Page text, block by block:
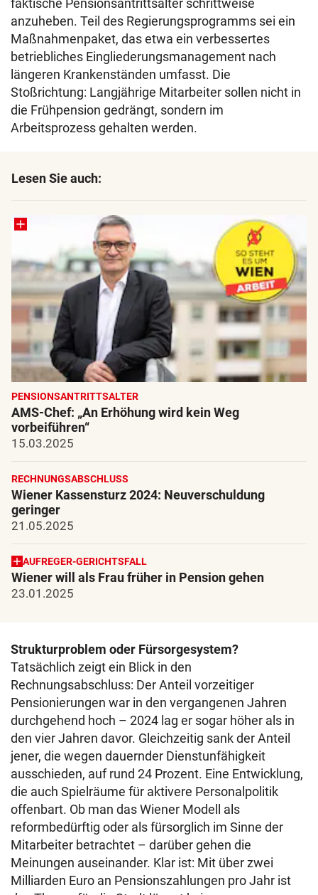
faktische Pensionsantrittsalter schrittweise
anzuheben. Teil des Regierungsprogramms sei ein
Maßnahmenpaket, das etwa ein verbessertes
betriebliches Eingliederungsmanagement nach
längeren Krankenständen umfasst. Die
Stoßrichtung: Langjährige Mitarbeiter sollen nicht in
die Frühpension gedrängt, sondern im
Arbeitsprozess gehalten werden.
Lesen Sie auch:
PENSIONSANTRITTSALTER
AMS-Chef: „An Erhöhung wird kein Weg
vorbeiführen“
15.03.2025
RECHNUNGSABSCHLUSS
Wiener Kassensturz 2024: Neuverschuldung
geringer
21.05.2025
AUFREGER-GERICHTSFALL
Wiener will als Frau früher in Pension gehen
23.01.2025
Strukturproblem oder Fürsorgesystem?
Tatsächlich zeigt ein Blick in den
Rechnungsabschluss: Der Anteil vorzeitiger
Pensionierungen war in den vergangenen Jahren
durchgehend hoch – 2024 lag er sogar höher als in
den vier Jahren davor. Gleichzeitig sank der Anteil
jener, die wegen dauernder Dienstunfähigkeit
ausschieden, auf rund 24 Prozent. Eine Entwicklung,
die auch Spielräume für aktivere Personalpolitik
offenbart. Ob man das Wiener Modell als
reformbedürftig oder als fürsorglich im Sinne der
Mitarbeiter betrachtet – darüber gehen die
Meinungen auseinander. Klar ist: Mit über zwei
Milliarden Euro an Pensionszahlungen pro Jahr ist